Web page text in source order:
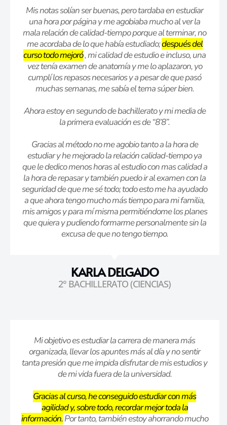
Mis notas solían ser buenas, pero tardaba en estudiar
una hora por página y me agobiaba mucho al ver la
mala relación de calidad-tiempo porque al terminar, no
me acordaba de lo que había estudiado;después del
curso todo mejoró, mi calidad de estudio e incluso, una
vez tenía examen de anatomía y me lo aplazaron, yo
cumplí los repasos necesarios y a pesar de que pasó
muchas semanas, me sabía el tema súper bien.
Ahora estoy en segundo de bachillerato y mi media de
la primera evaluación es de “8’8”.
Gracias al método no me agobio tanto a la hora de
estudiar y he mejorado la relación calidad-tiempo ya
que le dedico menos horas al estudio con mas calidad a
la hora de repasar y también puedo ir al examen con la
seguridad de que me sé todo; todo esto me ha ayudado
a que ahora tengo mucho más tiempo para mi familia,
mis amigos y para mí misma permitiéndome los planes
que quiera y pudiendo formarme personalmente sin la
excusa de que no tengo tiempo.
KARLA DELGADO
2° BACHILLERATO (CIENCIAS)
Mi objetivo es estudiar la carrera de manera más
organizada, llevar los apuntes más al día y no sentir
tanta presión que me impida disfrutar de mis estudios y
de mi vida fuera de la universidad.
Gracias al curso, he conseguido estudiar con más
agilidad y, sobre todo, recordar mejor toda la
información.Por tanto, también estoy ahorrando mucho